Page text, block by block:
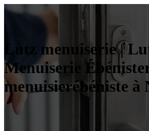
Lutz menuiserie |
Menuiserie
menuisierébéniste à